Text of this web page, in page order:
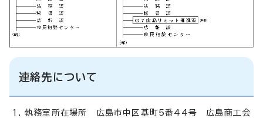
連絡先について
執務室所在場所 広島市中区基町5番44号 広島商工会